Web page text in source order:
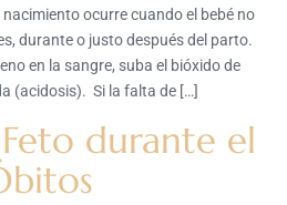
ocurre cuando el bebé no
durante o justo después del parto.
en la sangre, suba el bióxido de
(acidosis). Si la falta de […]
durante el